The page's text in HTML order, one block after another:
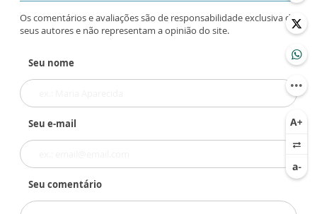
Os comentários e avaliações são de responsabilidade exclusiva de
seus autores e não representam a opinião do site.
Seu nome
Seu e-mail
Seu comentário